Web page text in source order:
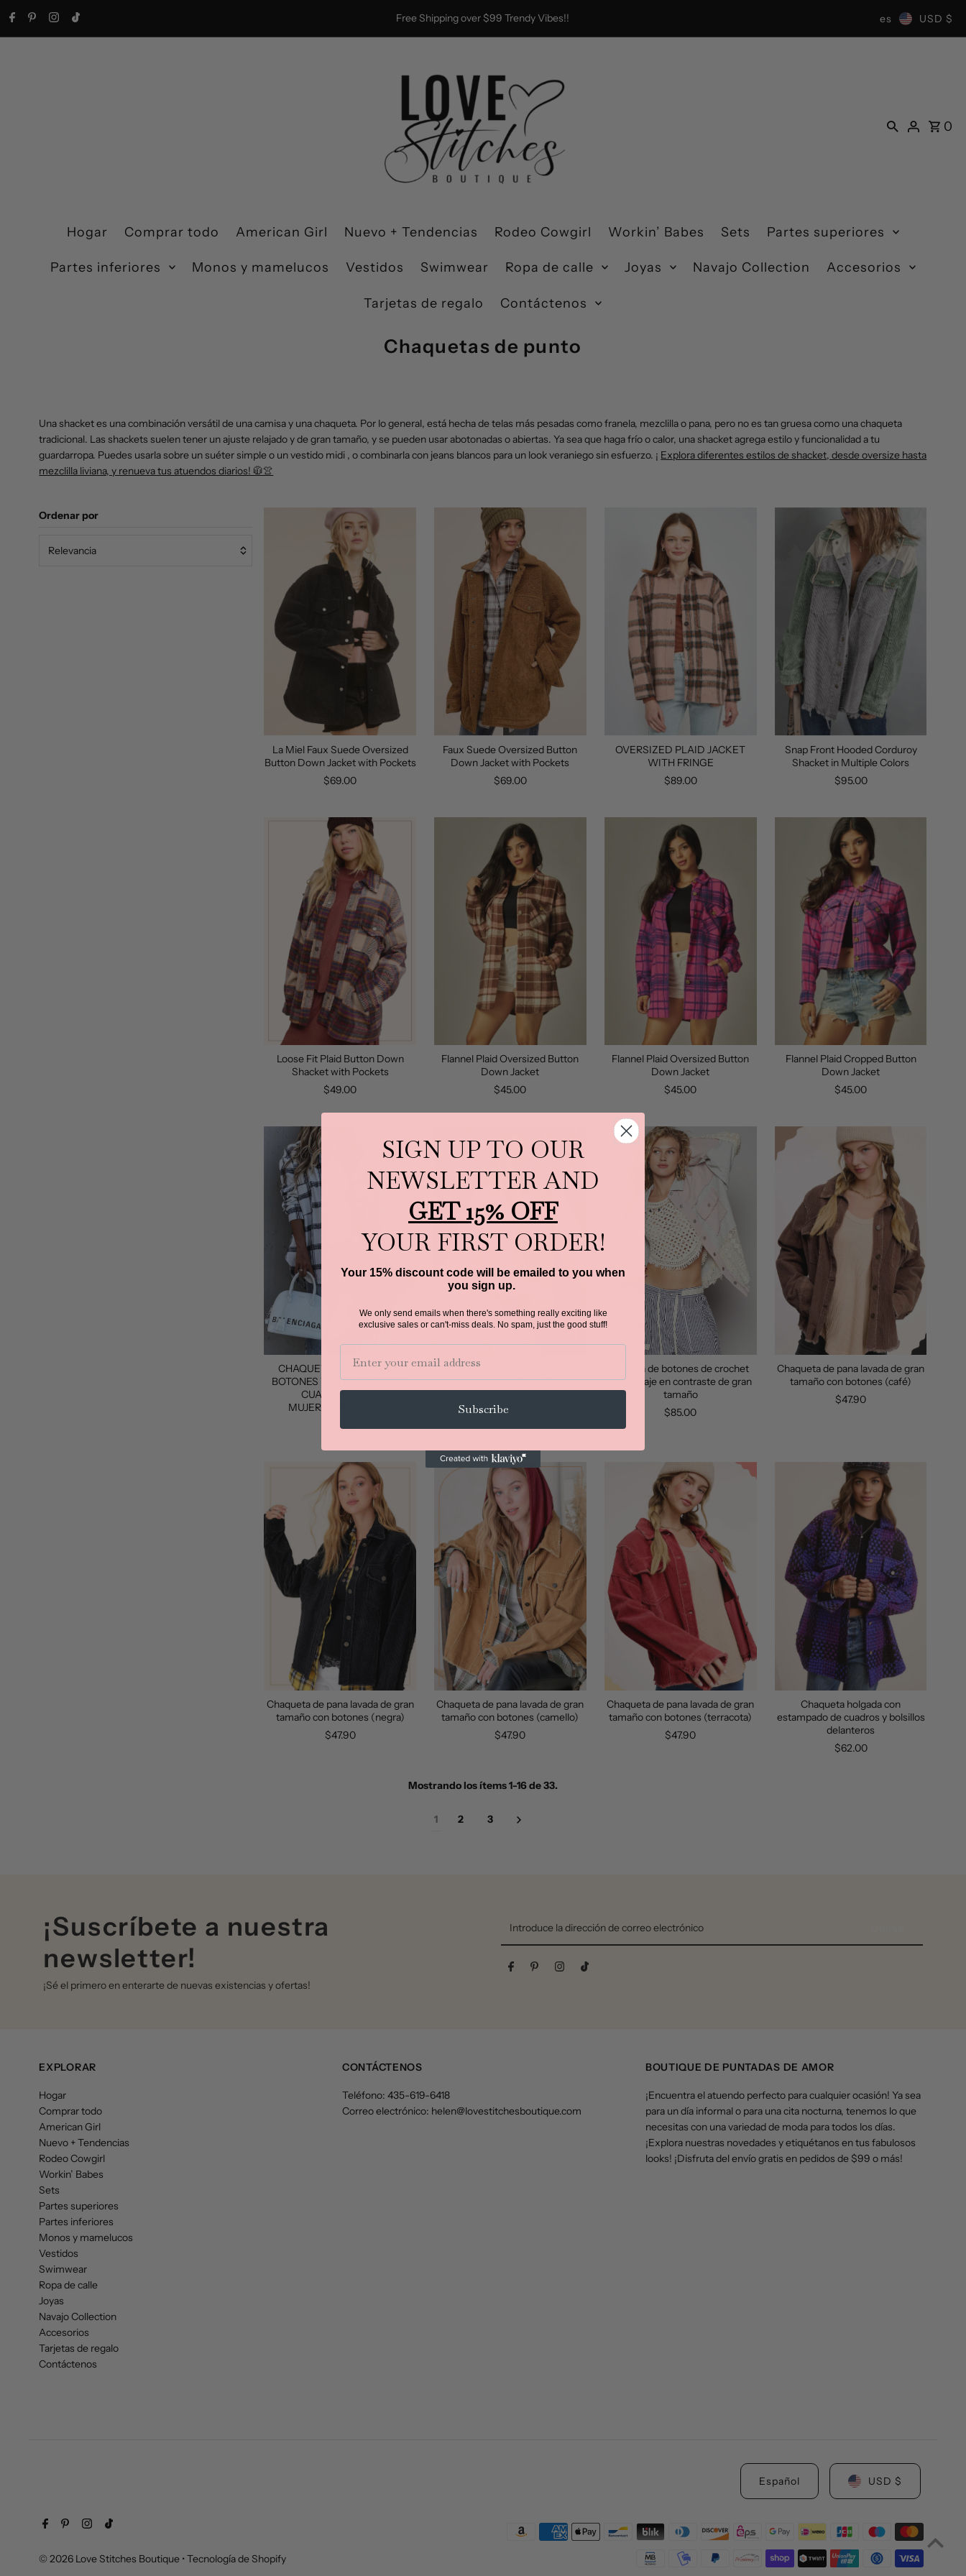
Ir directamente al contenido Free Shipping over $99 Trendy Vibes!! es USD $
0
Hogar Comprar todo American Girl Nuevo + Tendencias Rodeo Cowgirl Workin’ Babes Sets Partes superiores
Partes inferiores Monos y mamelucos Vestidos Swimwear Ropa de calle Joyas Navajo Collection Accesorios
Tarjetas de regalo Contáctenos
Chaquetas de punto
Una shacketes una combinación versátil de una camisa y una chaqueta. Por lo general, está hecha de telas más pesadas como franela, mezclilla o pana, pero no es tan gruesa como una chaqueta
tradicional. Las shackets suelen tener un ajuste relajado y de gran tamaño, y se pueden usar abotonadas o abiertas. Ya sea que haga frío o calor, una shacket agrega estilo y funcionalidad a tu
guardarropa. Puedes usarla sobre un suéter simple o un vestido midi , o combinarla con jeans blancos para un look veraniego sin esfuerzo. ¡ Explora diferentes estilos de shacket, desde oversize hasta
mezclilla liviana, y renueva tus atuendos diarios! 🧥👚
Ordenar por
La Miel Faux Suede Oversized
Button Down Jacket with Pockets
$69.00
Faux Suede Oversized Button
Down Jacket with Pockets
$69.00
OVERSIZED PLAID JACKET
WITH FRINGE
$89.00
Snap Front Hooded Corduroy
Shacket in Multiple Colors
$95.00
Loose Fit Plaid Button Down
Shacket with Pockets
$49.00
Flannel Plaid Oversized Button
Down Jacket
$45.00
Flannel Plaid Oversized Button
Down Jacket
$45.00
Flannel Plaid Cropped Button
Down Jacket
$45.00
CHAQUETA GRANDE CON
BOTONES Y ESTAMPADO DE
CUADROS PARA
MUJER_CWTSTL0369
$45.00
AGOTADO
Camisa de manga larga con
botones y detalle de flores
Camisa de botones de crochet
con encaje en contraste de gran
tamaño
$85.00
Chaqueta de pana lavada de gran
tamaño con botones (café)
$47.90
Chaqueta de pana lavada de gran
tamaño con botones (negra)
$47.90
Chaqueta de pana lavada de gran
tamaño con botones (camello)
$47.90
Chaqueta de pana lavada de gran
tamaño con botones (terracota)
$47.90
Chaqueta holgada con
estampado de cuadros y bolsillos
delanteros
$62.00
Mostrando los ítems 1-16 de 33.
1 2 3
¡Suscríbete a nuestra
newsletter!
¡Sé el primero en enterarte de nuevas existencias y ofertas!
de
EXPLORAR
Hogar
Comprar todo
American Girl
Nuevo + Tendencias
Rodeo Cowgirl
Workin’ Babes
Sets
Partes superiores
Partes inferiores
Monos y mamelucos
Vestidos
Swimwear
Ropa de calle
Joyas
Navajo Collection
Accesorios
Tarjetas de regalo
Contáctenos
CONTÁCTENOS
Teléfono: 435-619-6418
Correo electrónico: helen@lovestitchesboutique.com
BOUTIQUE DE PUNTADAS DE AMOR
¡Encuentra el atuendo perfecto para cualquier ocasión! Ya sea
para un día informal o para una cita nocturna, tenemos lo que
necesitas con una variedad de moda para todos los días.
¡Explora nuestras novedades y etiquétanos en tus fabulosos
looks! ¡Disfruta del envío gratis en pedidos de $99 o más!
© 2026 Love Stitches Boutique •Tecnología de Shopify
Español USD $
SIGN UP TO OUR
NEWSLETTER AND
GET 15% OFF
YOUR FIRST ORDER!
Your 15% discount code will be emailed to you when
you sign up.
We only send emails when there's something really exciting like
exclusive sales or can't-miss deals. No spam, just the good stuff!
Email
Subscribe